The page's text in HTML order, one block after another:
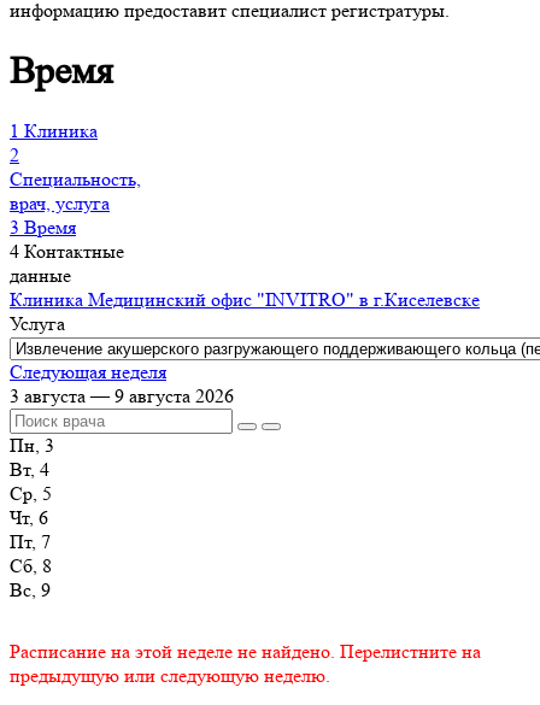
информацию предоставит специалист регистратуры.
Время
1 Клиника
2
Специальность,
врач, услуга
3 Время
4 Контактные
данные
Клиника Медицинский офис "INVITRO" в г.Киселевске
Услуга
Следующая неделя
3 августа — 9 августа 2026
Пн, 3
Вт, 4
Ср, 5
Чт, 6
Пт, 7
Сб, 8
Вс, 9
Расписание на этой неделе не найдено. Перелистните на
предыдущую или следующую неделю.